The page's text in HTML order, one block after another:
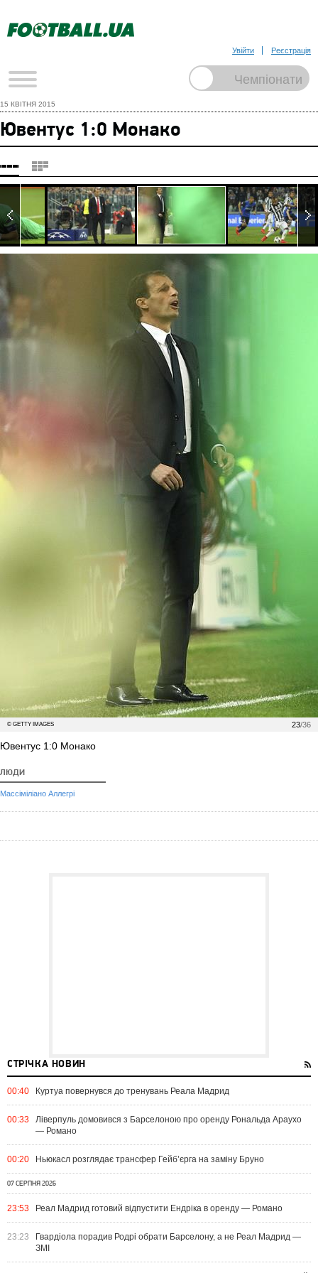
Увійти Реєстрація
15 КВІТНЯ 2015
Ювентус 1:0 Монако
23/36
© GETTY IMAGES
Ювентус 1:0 Монако
ЛЮДИ
Массіміліано Аллегрі
СТРІЧКА НОВИН
00:40 Куртуа повернувся до тренувань Реала Мадрид
00:33
Ліверпуль домовився з Барселоною про оренду Рональда Араухо
— Романо
00:20 Ньюкасл розглядає трансфер Гейб’єрга на заміну Бруно
07 СЕРПНЯ 2026
23:53 Реал Мадрид готовий відпустити Ендріка в оренду — Романо
23:23
Гвардіола порадив Родрі обрати Барселону, а не Реал Мадрид —
ЗМІ